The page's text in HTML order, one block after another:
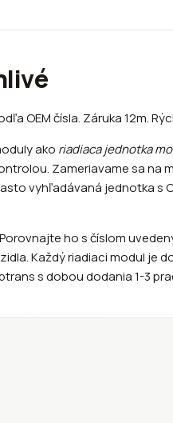
OEM čísla. Záruka 12m.
ako riadiaca jednotka
Zameriavame sa na
vyhľadávaná jednotka s
ho s číslom
Každý riadiaci modul je
s dobou dodania 1-3